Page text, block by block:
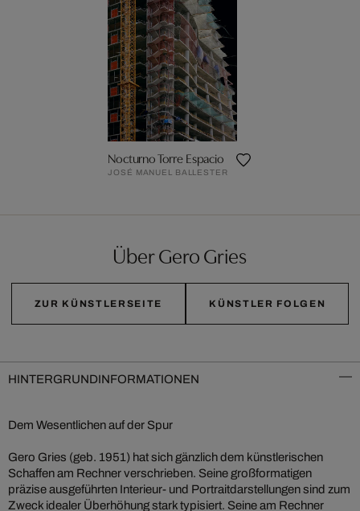
Nocturno Torre Espacio
JOSÉ MANUEL BALLESTER
Über Gero Gries
ZUR KÜNSTLERSEITE KÜNSTLER FOLGEN
HINTERGRUNDINFORMATIONEN
Dem Wesentlichen auf der Spur
Gero Gries (geb. 1951) hat sich gänzlich dem künstlerischen
Schaffen am Rechner verschrieben. Seine großformatigen
präzise ausgeführten Interieur- und Portraitdarstellungen sind zum
Zweck idealer Überhöhung stark typisiert. Seine am Rechner